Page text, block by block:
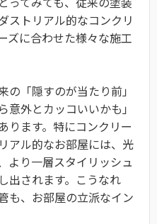
ストリアル的なコンクリ
ズに合わせた様々な施工
「隠すのが当たり前」
意外とカッコいいかも」
ります。特にコンクリー
アル的なお部屋には、光
より一層スタイリッシュ
出されます。こうなれ
も、お部屋の立派なイン